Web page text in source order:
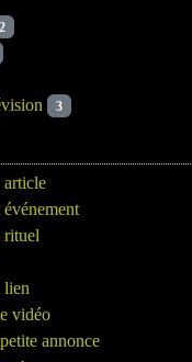
3
article
rituel
lien
vidéo
annonce